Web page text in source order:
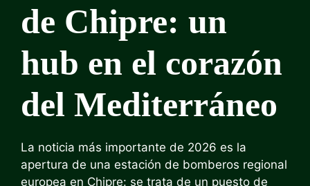
de Chipre: un
hub en el corazón
del Mediterráneo
La noticia más importante de 2026 es la
apertura de una estación de bomberos regional
europea en Chipre: se trata de un puesto de